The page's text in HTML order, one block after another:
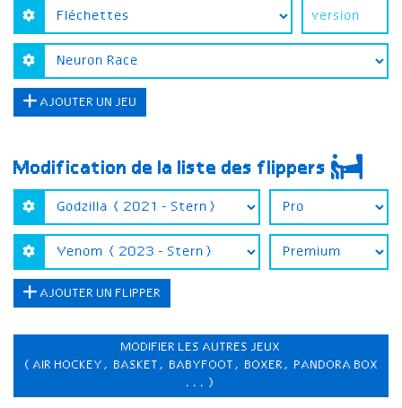
AJOUTER UN JEU
Modification de la liste des flippers
AJOUTER UN FLIPPER
MODIFIER LES AUTRES JEUX
(AIR HOCKEY, BASKET, BABYFOOT, BOXER, PANDORA BOX
...)